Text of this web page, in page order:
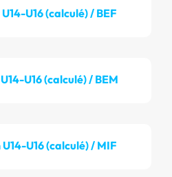
U16 (calculé) / BEF
U16 (calculé) / BEM
U16 (calculé) / MIF